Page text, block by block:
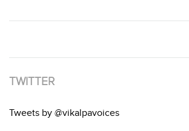
TWITTER
Tweets by @vikalpavoices